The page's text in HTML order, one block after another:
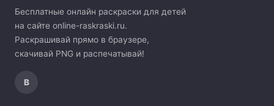
Бесплатные онлайн раскраски для детей
на сайте online-raskraski.ru.
Раскрашивай прямо в браузере,
скачивай PNG и распечатывай!
В